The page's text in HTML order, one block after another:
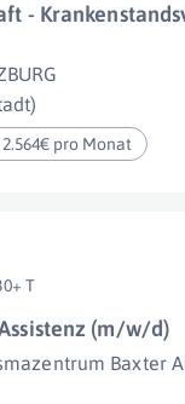
-
pro Monat
T
(m/w/d)
Baxter